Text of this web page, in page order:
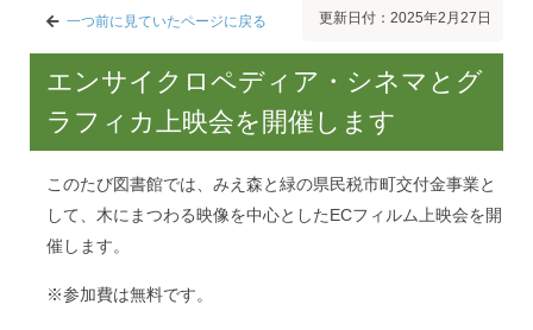
一つ前に見ていたページに戻る 更新日付：2025年2月27日
エンサイクロペディア・シネマとグ
ラフィカ上映会を開催します
このたび図書館では、みえ森と緑の県民税市町交付金事業と
して、木にまつわる映像を中心としたECフィルム上映会を開
催します。
※参加費は無料です。